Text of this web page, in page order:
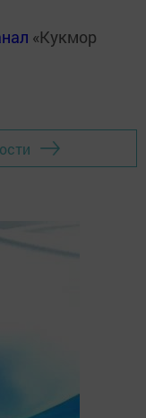
«Кукмор